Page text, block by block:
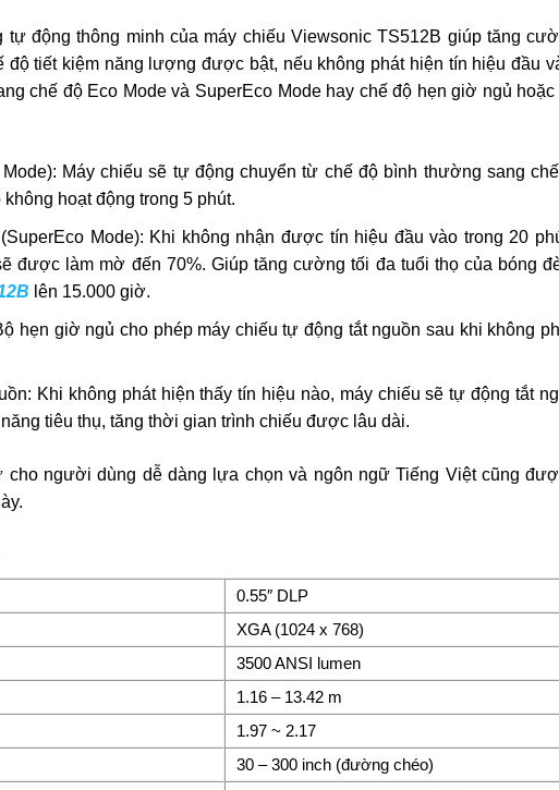
tự động thông minh của máy chiếu Viewsonic TS512B giúp tăng
độ tiết kiệm năng lượng được bật, nếu không phát hiện tín hiệu đầu
chế độ Eco Mode và SuperEco Mode hay chế độ hẹn giờ ngủ
Máy chiếu sẽ tự động chuyển từ chế độ bình thường sang
hoạt động trong 5 phút.
Mode): Khi không nhận được tín hiệu đầu vào trong 20
được làm mờ đến 70%. Giúp tăng cường tối đa tuổi thọ của bóng
lên 15.000 giờ.
hẹn giờ ngủ cho phép máy chiếu tự động tắt nguồn sau khi không
Khi không phát hiện thấy tín hiệu nào, máy chiếu sẽ tự động tắt
tiêu thụ, tăng thời gian trình chiếu được lâu dài.
người dùng dễ dàng lựa chọn và ngôn ngữ Tiếng Việt cũng
0.55″ DLP
XGA (1024 x 768)
3500 ANSI lumen
1.16 – 13.42 m
1.97 ~ 2.17
30 – 300 inch (đường chéo)